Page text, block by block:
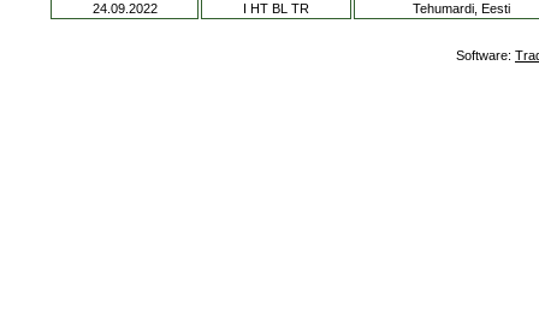
24.09.2022
I HT BL TR Tehumardi, Eesti
Software: